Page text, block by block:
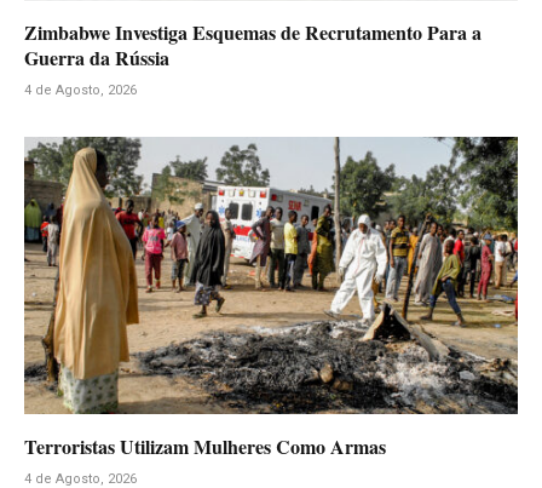
Zimbabwe Investiga Esquemas de Recrutamento Para a
Guerra da Rússia
4 de Agosto, 2026
Terroristas Utilizam Mulheres Como Armas
4 de Agosto, 2026